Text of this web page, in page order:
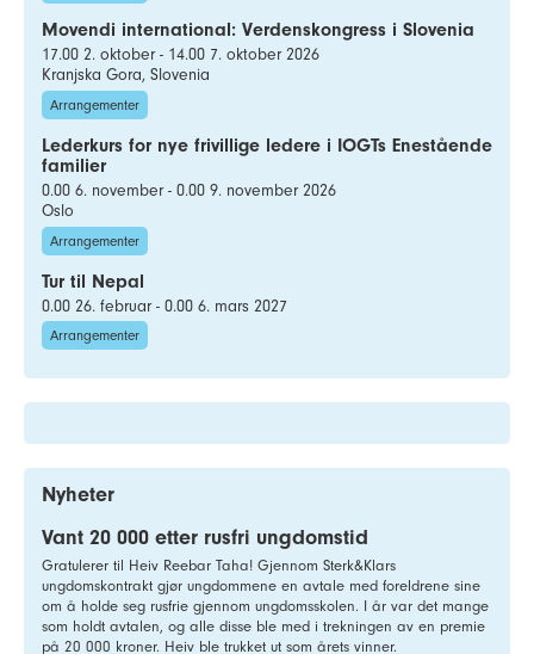
Movendi international: Verdenskongress i Slovenia
17.00 2. oktober - 14.00 7. oktober 2026
Kranjska Gora, Slovenia
Arrangementer
Lederkurs for nye frivillige ledere i IOGTs Enestående
familier
0.00 6. november - 0.00 9. november 2026
Oslo
Arrangementer
Tur til Nepal
0.00 26. februar - 0.00 6. mars 2027
Arrangementer
Nyheter
Vant 20 000 etter rusfri ungdomstid
Gratulerer til Heiv Reebar Taha! Gjennom Sterk&Klars
ungdomskontrakt gjør ungdommene en avtale med foreldrene sine
om å holde seg rusfrie gjennom ungdomsskolen. I år var det mange
som holdt avtalen, og alle disse ble med i trekningen av en premie
på 20 000 kroner. Heiv ble trukket ut som årets vinner.